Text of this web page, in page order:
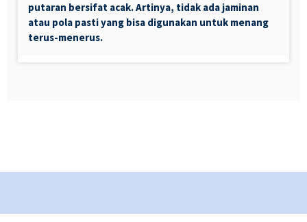
putaran bersifat acak. Artinya, tidak ada jaminan
atau pola pasti yang bisa digunakan untuk menang
terus-menerus.